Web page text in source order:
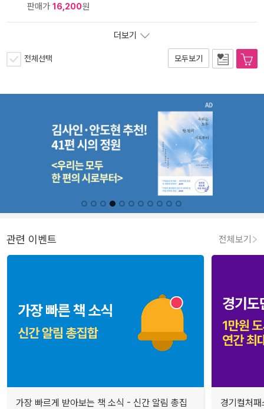
판매가 16,200원
더보기
전체선택 모두보기
관련 이벤트 전체보기
가장 빠르게 받아보는 책 소식 - 신간 알림 총집
경기컬처